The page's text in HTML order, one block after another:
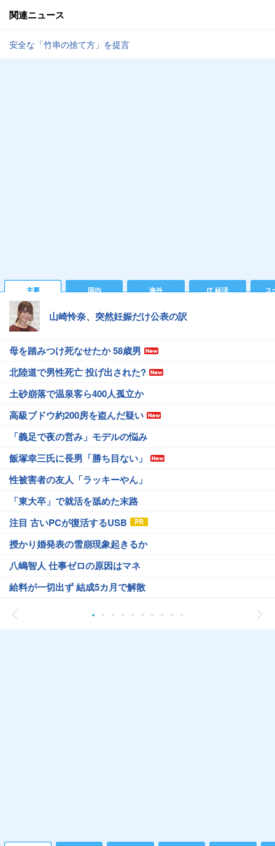
関連ニュース
安全な「竹串の捨て方」を提言
主要 国内 海外 IT 経済 ス
山崎怜奈、突然妊娠だけ公表の訳
母を踏みつけ死なせたか 58歳男
北陸道で男性死亡 投げ出された?
土砂崩落で温泉客ら400人孤立か
高級ブドウ約200房を盗んだ疑い
「義足で夜の営み」モデルの悩み
飯塚幸三氏に長男「勝ち目ない」
性被害者の友人「ラッキーやん」
「東大卒」で就活を舐めた末路
注目 古いPCが復活するUSB
授かり婚発表の雪崩現象起きるか
八嶋智人 仕事ゼロの原因はマネ
給料が一切出ず 結成5カ月で解散